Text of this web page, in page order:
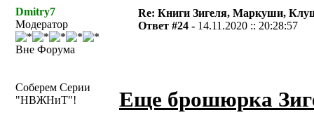
Dmitry7
Модератор
Вне Форума
Соберем Серии
"НВЖНиТ"!
Re: Книги Зигеля, Маркуши,
Ответ #24 - 14.11.2020 :: 20:28:57
Еще брошюрка